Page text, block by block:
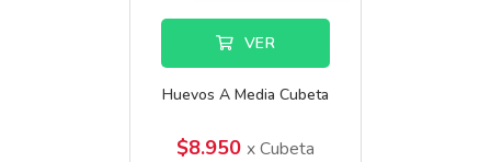
VER
Huevos A Media Cubeta
$8.950 x Cubeta